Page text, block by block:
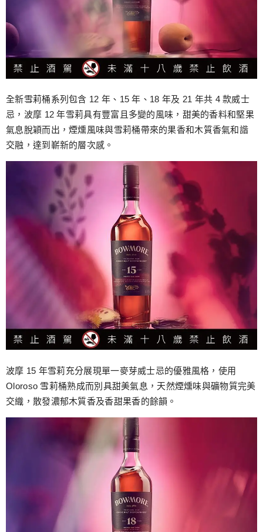
全新雪莉桶系列包含 12 年、15 年、18 年及 21 年共 4 款威士
忌，波摩 12 年雪莉具有豐富且多變的風味，甜美的香料和堅果
氣息脫穎而出，煙燻風味與雪莉桶帶來的果香和木質香氣和諧
交融，達到嶄新的層次感。
波摩 15 年雪莉充分展現單一麥芽威士忌的優雅風格，使用
Oloroso 雪莉桶熟成而別具甜美氣息，天然煙燻味與礦物質完美
交織，散發濃郁木質香及香甜果香的餘韻。